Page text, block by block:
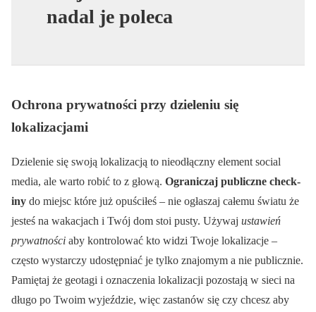
nadal je poleca
Ochrona prywatności przy dzieleniu się
lokalizacjami
Dzielenie się swoją lokalizacją to nieodłączny element social
media, ale warto robić to z głową. Ograniczaj publiczne check-
iny do miejsc które już opuściłeś – nie ogłaszaj całemu światu że
jesteś na wakacjach i Twój dom stoi pusty. Używaj ustawień
prywatności aby kontrolować kto widzi Twoje lokalizacje –
często wystarczy udostępniać je tylko znajomym a nie publicznie.
Pamiętaj że geotagi i oznaczenia lokalizacji pozostają w sieci na
długo po Twoim wyjeździe, więc zastanów się czy chcesz aby